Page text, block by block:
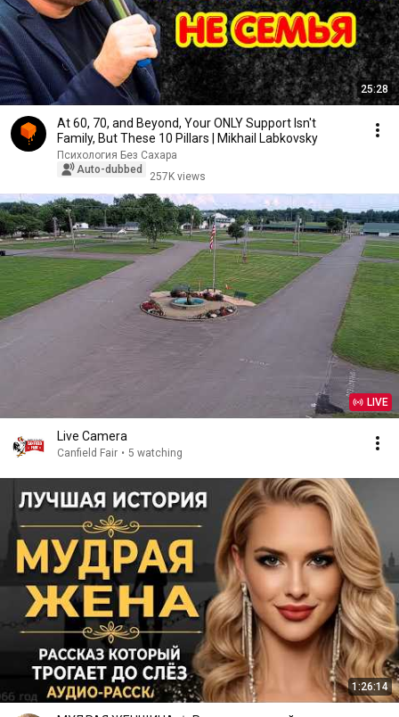
25:28
At 60, 70, and Beyond, Your ONLY Support Isn't
Family, But These 10 Pillars | Mikhail Labkovsky
Психология Без Сахара
Auto-dubbed
257K views
LIVE
Live Camera
Canfield Fair • 5 watching
1:26:14